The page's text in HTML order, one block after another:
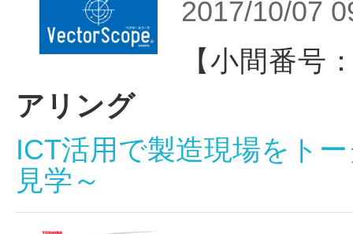
2017/10/07
【小間番号
アリング
ICT活用で製造現場をト
見学～